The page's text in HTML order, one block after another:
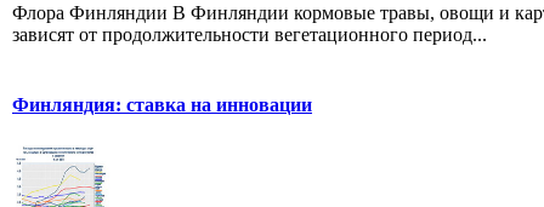
Флора Финляндии В Финляндии кормовые травы, овощи и
зависят от продолжительности вегетационного период...
Финляндия: ставка на инновации